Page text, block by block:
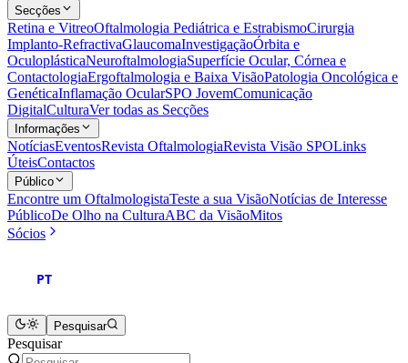
Secções
Retina e VitreoOftalmologia Pediátrica e EstrabismoCirurgia
Implanto-RefractivaGlaucomaInvestigaçãoÓrbita e
OculoplásticaNeuroftalmologiaSuperfície Ocular, Córnea e
ContactologiaErgoftalmologia e Baixa VisãoPatologia Oncológica e
GenéticaInflamação OcularSPO JovemComunicação
DigitalCulturaVer todas as Secções
Informações
NotíciasEventosRevista OftalmologiaRevista Visão SPOLinks
ÚteisContactos
Público
Encontre um OftalmologistaTeste a sua VisãoNotícias de Interesse
PúblicoDe Olho na CulturaABC da VisãoMitos
Sócios
PT
Pesquisar
Pesquisar